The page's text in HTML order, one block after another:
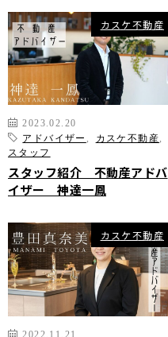
不動産流通の仕組み
住宅ローンサポート
アフターメンテナンス
住宅あんしん点検
売りたい
住宅売却サポート
土地売却サポート
不動産買取
査定依頼
不動産の相場情報
不動産を探す
カスケ不動産
2023.02.20
アドバイザー
カスケ不動産
スタッフ
スタッフ紹介 不動産アドバ
イザー 神達一鳳
カスケ不動産
2022.11.21